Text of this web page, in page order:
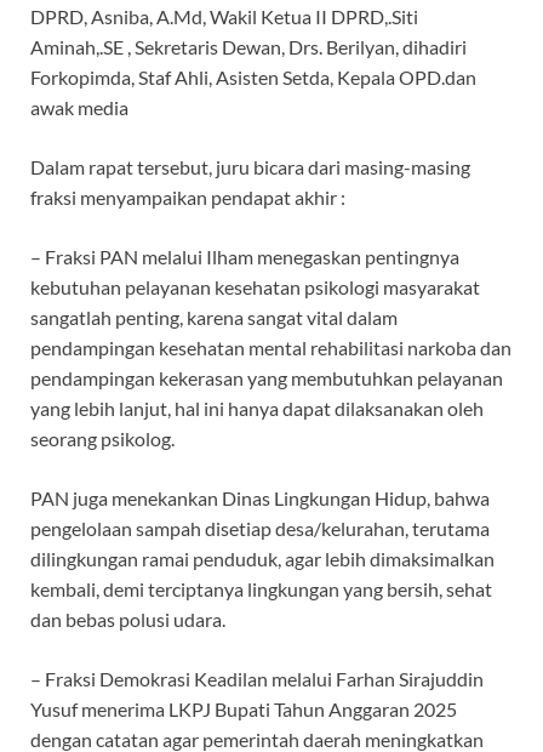
DPRD, Asniba, A.Md, Wakil Ketua II DPRD,.Siti
Aminah,.SE , Sekretaris Dewan, Drs. Berilyan, dihadiri
Forkopimda, Staf Ahli, Asisten Setda, Kepala OPD.dan
awak media
Dalam rapat tersebut, juru bicara dari masing-masing
fraksi menyampaikan pendapat akhir :
– Fraksi PAN melalui Ilham menegaskan pentingnya
kebutuhan pelayanan kesehatan psikologi masyarakat
sangatlah penting, karena sangat vital dalam
pendampingan kesehatan mental rehabilitasi narkoba dan
pendampingan kekerasan yang membutuhkan pelayanan
yang lebih lanjut, hal ini hanya dapat dilaksanakan oleh
seorang psikolog.
PAN juga menekankan Dinas Lingkungan Hidup, bahwa
pengelolaan sampah disetiap desa/kelurahan, terutama
dilingkungan ramai penduduk, agar lebih dimaksimalkan
kembali, demi terciptanya lingkungan yang bersih, sehat
dan bebas polusi udara.
– Fraksi Demokrasi Keadilan melalui Farhan Sirajuddin
Yusuf menerima LKPJ Bupati Tahun Anggaran 2025
dengan catatan agar pemerintah daerah meningkatkan